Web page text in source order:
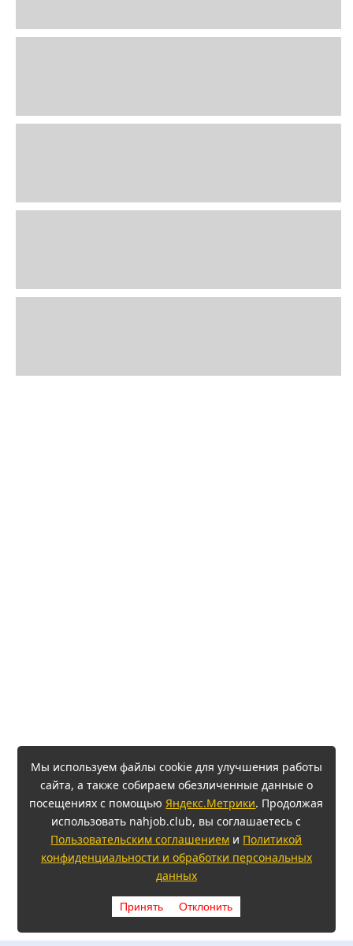
Мы используем файлы cookie для улучшения работы
сайта, а также собираем обезличенные данные о
посещениях с помощьюЯндекс.Метрики. Продолжая
использовать nahjob.club, вы соглашаетесь с
Пользовательским соглашением и Политикой
конфиденциальности и обработки персональных
данных
Принять Отклонить